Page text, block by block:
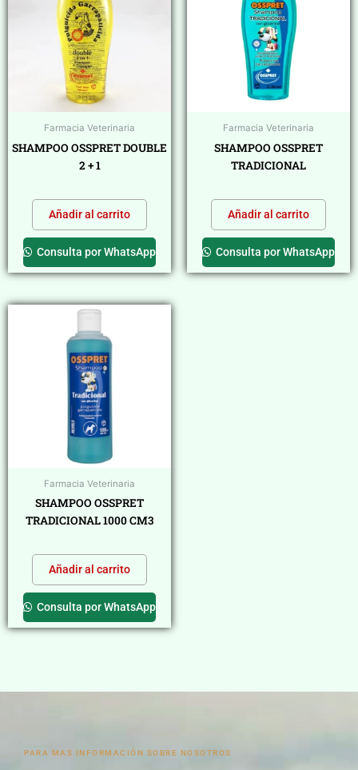
Farmacia Veterinaria
SHAMPOO OSSPRET DOUBLE
2 + 1
Añadir al carrito
Consulta por WhatsApp
Farmacia Veterinaria
SHAMPOO OSSPRET
TRADICIONAL
Añadir al carrito
Consulta por WhatsApp
Farmacia Veterinaria
SHAMPOO OSSPRET
TRADICIONAL 1000 CM3
Añadir al carrito
Consulta por WhatsApp
PARA MAS INFORMACIÓN SOBRE NOSOTROS